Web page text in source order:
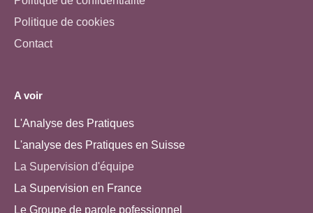
Politique de cookies
Contact
A voir
L'Analyse des Pratiques
L'analyse des Pratiques en Suisse
La Supervision d'équipe
La Supervision en France
Le Groupe de parole pofessionnel